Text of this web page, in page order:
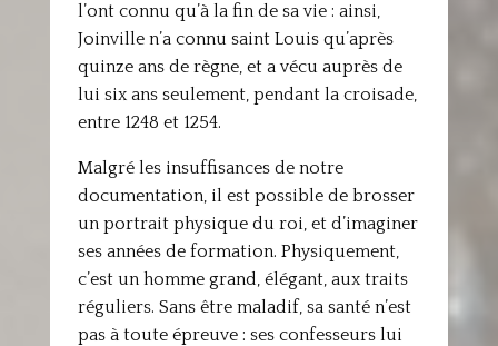
l’ont connu qu’à la fin de sa vie : ainsi,
Joinville n’a connu saint Louis qu’après
quinze ans de règne, et a vécu auprès de
lui six ans seulement, pendant la croisade,
entre 1248 et 1254.
Malgré les insuffisances de notre
documentation, il est possible de brosser
un portrait physique du roi, et d’imaginer
ses années de formation. Physiquement,
c’est un homme grand, élégant, aux traits
réguliers. Sans être maladif, sa santé n’est
pas à toute épreuve : ses confesseurs lui